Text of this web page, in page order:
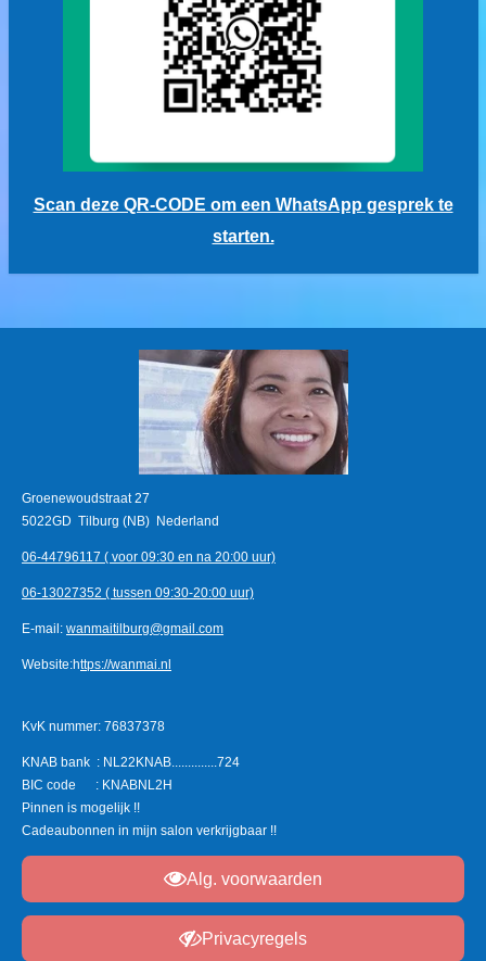
Scan deze QR-CODE om een WhatsApp gesprek te
starten.
Groenewoudstraat 27
5022GD Tilburg (NB) Nederland
06-44796117 ( voor 09:30 en na 20:00 uur)
06-13027352 ( tussen 09:30-20:00 uur)
E-mail: wanmaitilburg@gmail.com
Website:https://wanmai.nl
KvK nummer: 76837378
KNAB bank : NL22KNAB..............724
BIC code : KNABNL2H
Pinnen is mogelijk !!
Cadeaubonnen in mijn salon verkrijgbaar !!
Alg. voorwaarden
Privacyregels